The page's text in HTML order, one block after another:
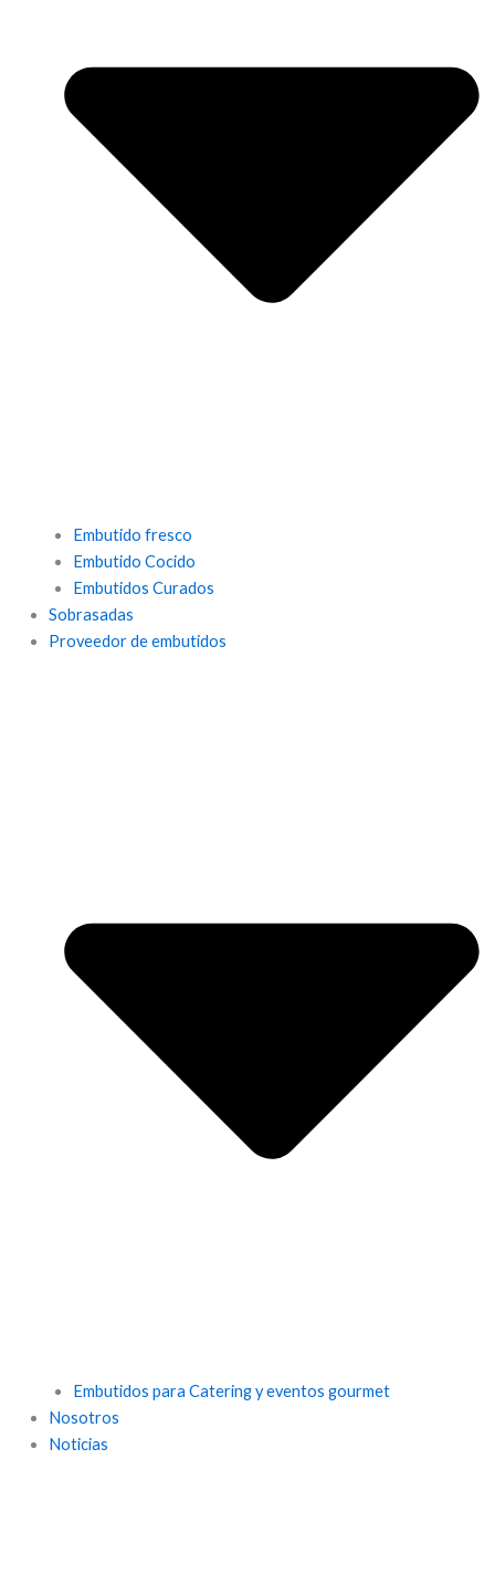
Embutido fresco
Embutido Cocido
Embutidos Curados
Sobrasadas
Proveedor de embutidos
Embutidos para Catering y eventos gourmet
Nosotros
Noticias